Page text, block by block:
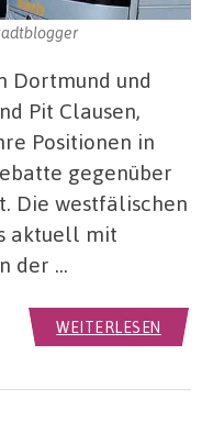
Dortmund und
Pit Clausen,
Positionen in
gegenüber
Die westfälischen
aktuell mit
der …
WEITERLESEN